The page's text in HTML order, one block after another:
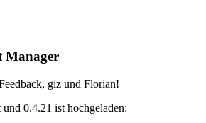
Manager
giz und Florian!
0.4.21 ist hochgeladen: